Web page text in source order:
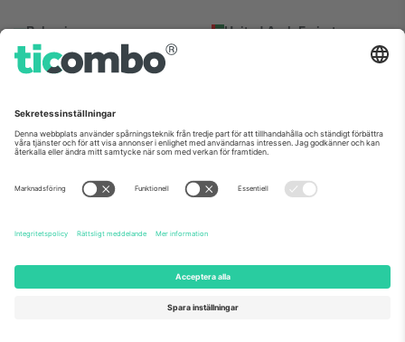
Bulgaria
Regus Sofia City West, bul
Totleben 53-55, 1606 Sofia,
United Arab Emirates
UAE Dubai Silicon Oasis, DDP
Mexico
Av Chapultepec 360, Roma
Norte, Cuauhtémoc, 06700
Ciudad de México, CDMX,
plats, evenemang och/eller domän. För detaljer, se specifik
evenemangssida, avtryck och villkor.,Leverantörens namn
© 2026 Ticombo. Alla rättigheter förbehållna.